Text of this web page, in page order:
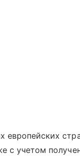
европейских
с учетом